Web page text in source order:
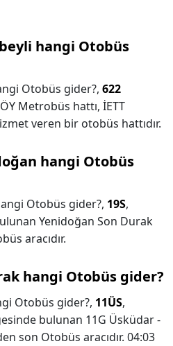
hangi Otobüs
Otobüs gider?, 622
Metrobüs hattı, İETT
veren bir otobüs hattıdır.
hangi Otobüs
Otobüs gider?, 19S,
Yenidoğan Son Durak
aracıdır.
hangi Otobüs gider?
Otobüs gider?, 11ÜS,
bulunan 11G Üsküdar -
son Otobüs aracıdır. 04:03